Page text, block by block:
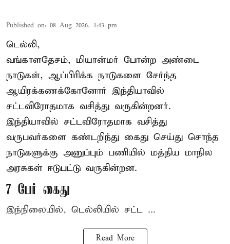
Published on: 08 Aug 2026, 1:43 pm
டெல்லி,
வங்காளதேசம், மியான்மர் போன்ற அண்டை
நாடுகள், ஆப்பிரிக்க நாடுகளை சேர்ந்த
ஆயிரக்கணக்கோனோர் இந்தியாவில்
சட்டவிரோதமாக வசித்து வருகின்றனர்.
இந்தியாவில் சட்டவிரோதமாக வசித்து
வருபவர்களை கண்டறிந்து கைது செய்து சொந்த
நாடுகளுக்கு அனுப்பும் பணியில் மத்திய மாநில
அரசுகள் ஈடுபட்டு வருகின்றன.
7 பேர் கைது
இந்நிலையில், டெல்லியில் சட்ட ...
Read More